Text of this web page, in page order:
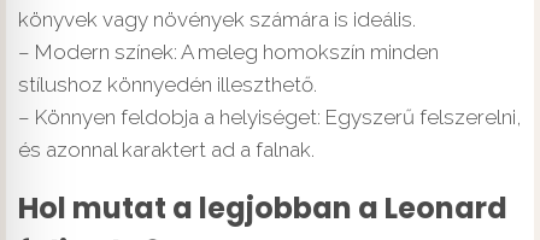
könyvek vagy növények számára is ideális.
– Modern színek: A meleg homokszín minden
stílushoz könnyedén illeszthető.
– Könnyen feldobja a helyiséget: Egyszerű felszerelni,
és azonnal karaktert ad a falnak.
Hol mutat a legjobban a Leonard